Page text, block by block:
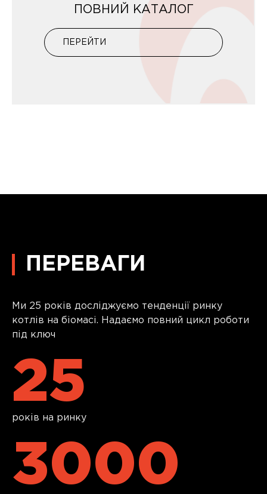
ПОВНИЙ КАТАЛОГ
ПЕРЕЙТИ
ПЕРЕВАГИ
Ми 25 років досліджуємо тенденції ринку
котлів на біомасі. Надаємо повний цикл роботи
під ключ
25
років на ринку
3000